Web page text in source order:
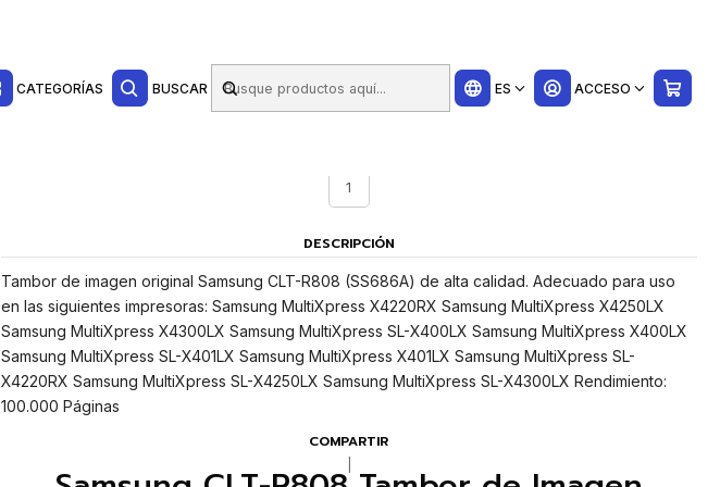
CATEGORÍAS BUSCAR ES ACCESO
1
DESCRIPCIÓN
Tambor de imagen original Samsung CLT-R808 (SS686A) de alta calidad. Adecuado para uso
en las siguientes impresoras: Samsung MultiXpress X4220RX Samsung MultiXpress X4250LX
Samsung MultiXpress X4300LX Samsung MultiXpress SL-X400LX Samsung MultiXpress X400LX
Samsung MultiXpress SL-X401LX Samsung MultiXpress X401LX Samsung MultiXpress SL-
X4220RX Samsung MultiXpress SL-X4250LX Samsung MultiXpress SL-X4300LX Rendimiento:
100.000 Páginas
COMPARTIR